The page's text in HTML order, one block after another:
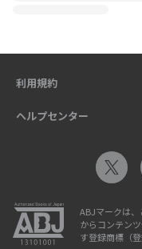
利用規約
ヘルプセンター
ABJマークは
からコンテン
す登録商標（